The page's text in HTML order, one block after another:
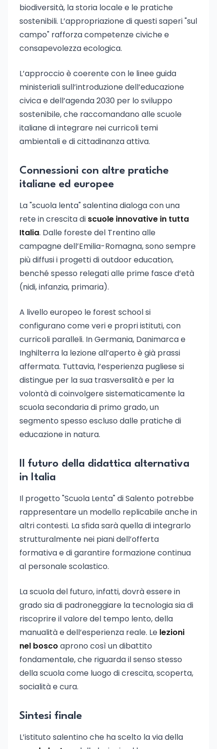
biodiversità, la storia locale e le pratiche
sostenibili. L’appropriazione di questi saperi "sul
campo" rafforza competenze civiche e
consapevolezza ecologica.
L’approccio è coerente con le linee guida
ministeriali sull’introduzione dell’educazione
civica e dell’agenda 2030 per lo sviluppo
sostenibile, che raccomandano alle scuole
italiane di integrare nei curricoli temi
ambientali e di cittadinanza attiva.
Connessioni con altre pratiche
italiane ed europee
La "scuola lenta" salentina dialoga con una
rete in crescita di scuole innovative in tutta
Italia. Dalle foreste del Trentino alle
campagne dell’Emilia-Romagna, sono sempre
più diffusi i progetti di outdoor education,
benché spesso relegati alle prime fasce d’età
(nidi, infanzia, primaria).
A livello europeo le forest school si
configurano come veri e propri istituti, con
curricoli paralleli. In Germania, Danimarca e
Inghilterra la lezione all’aperto è già prassi
affermata. Tuttavia, l’esperienza pugliese si
distingue per la sua trasversalità e per la
volontà di coinvolgere sistematicamente la
scuola secondaria di primo grado, un
segmento spesso escluso dalle pratiche di
educazione in natura.
Il futuro della didattica alternativa
in Italia
Il progetto "Scuola Lenta" di Salento potrebbe
rappresentare un modello replicabile anche in
altri contesti. La sfida sarà quella di integrarlo
strutturalmente nei piani dell’offerta
formativa e di garantire formazione continua
al personale scolastico.
La scuola del futuro, infatti, dovrà essere in
grado sia di padroneggiare la tecnologia sia di
riscoprire il valore del tempo lento, della
manualità e dell’esperienza reale. Le lezioni
nel bosco aprono così un dibattito
fondamentale, che riguarda il senso stesso
della scuola come luogo di crescita, scoperta,
socialità e cura.
Sintesi finale
L’istituto salentino che ha scelto la via della